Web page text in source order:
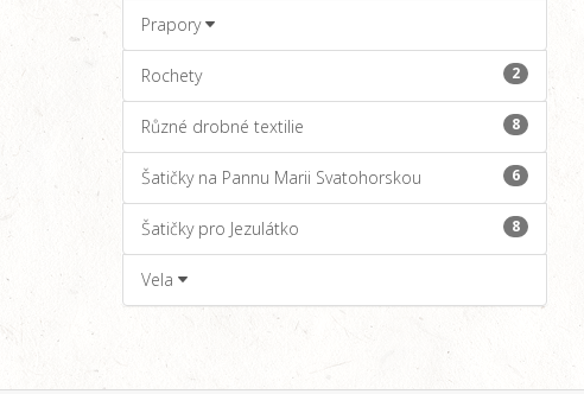
Prapory
Rochety 2
Různé drobné textilie 8
Šatičky na Pannu Marii Svatohorskou 6
Šatičky pro Jezulátko 8
Vela